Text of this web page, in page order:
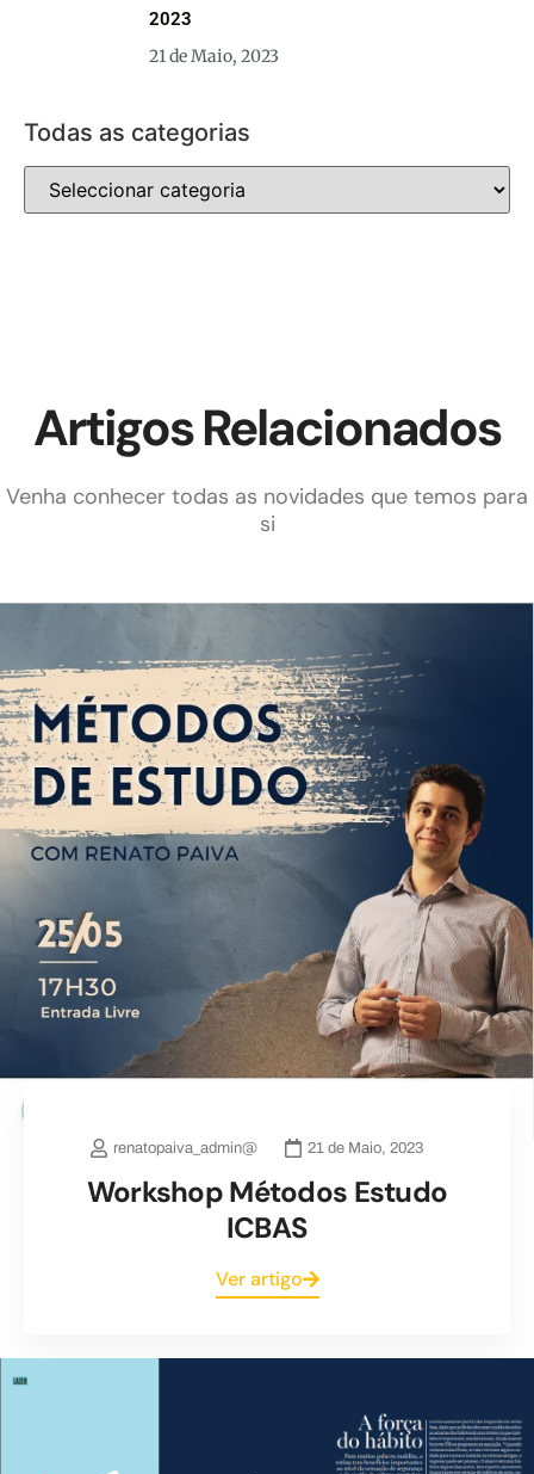
2023
21 de Maio, 2023
Todas as categorias
Artigos Relacionados
Venha conhecer todas as novidades que temos para
si
renatopaiva_admin@ 21 de Maio, 2023
Workshop Métodos Estudo
ICBAS
Ver artigo